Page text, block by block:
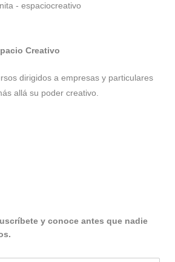
- espaciocreativo
Creativo
dirigidos a empresas y particulares
allá su poder creativo.
y conoce antes que nadie